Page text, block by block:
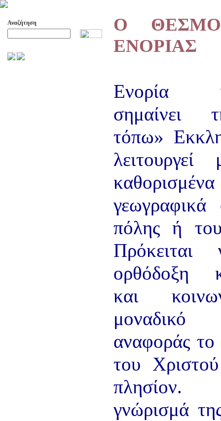
Αναζήτηση
Ο
ΕΝΟΡΙΑΣ
Ενορία
σημαίνει
τόπω»
καθορισμένα
γεωγραφικά
πόλης ή
ορθόδοξη
και
μοναδικό
αναφοράς
του
πλησίον.
γνώρισμά